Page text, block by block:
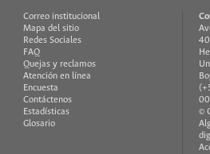
Correo institucional
Mapa del sitio
Redes Sociales
FAQ
Quejas y reclamos
Atención en línea
Encuesta
Contáctenos
Estadísticas
Glosario
©